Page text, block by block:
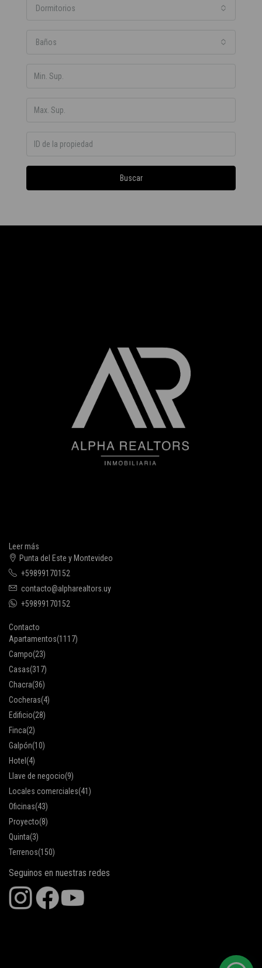
Dormitorios
Baños
Buscar
Leer más
Punta del Este y Montevideo
+59899170152
contacto@alpharealtors.uy
+59899170152
Contacto
Apartamentos(1117)
Campo(23)
Casas(317)
Chacra(36)
Cocheras(4)
Edificio(28)
Finca(2)
Galpón(10)
Hotel (4)
Llave de negocio(9)
Locales comerciales(41)
Oficinas(43)
Proyecto(8)
Quinta(3)
Terrenos(150)
Seguinos en nuestras redes